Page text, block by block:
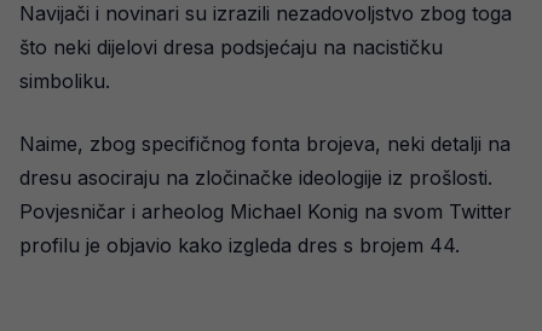
Navijači i novinari su izrazili nezadovoljstvo zbog toga
što neki dijelovi dresa podsjećaju na nacističku
simboliku.
Naime, zbog specifičnog fonta brojeva, neki detalji na
dresu asociraju na zločinačke ideologije iz prošlosti.
Povjesničar i arheolog Michael Konig na svom Twitter
profilu je objavio kako izgleda dres s brojem 44.